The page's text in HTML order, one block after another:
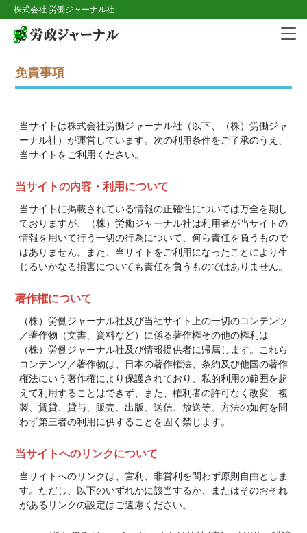
株式会社 労働ジャーナル社
免責事項
当サイトは株式会社労働ジャーナル社（以下、（株）労働ジャ
ーナル社）が運営しています。次の利用条件をご了承のうえ、
当サイトをご利用ください。
当サイトの内容・利用について
当サイトに掲載されている情報の正確性については万全を期し
ておりますが、（株）労働ジャーナル社は利用者が当サイトの
情報を用いて行う一切の行為について、何ら責任を負うもので
はありません。また、当サイトをご利用になったことにより生
じるいかなる損害についても責任を負うものではありません。
著作権について
（株）労働ジャーナル社及び当社サイト上の一切のコンテンツ
／著作物（文書、資料など）に係る著作権その他の権利は
（株）労働ジャーナル社及び情報提供者に帰属します。これら
コンテンツ／著作物は、日本の著作権法、条約及び他国の著作
権法にいう著作権により保護されており、私的利用の範囲を超
えて利用することはできず、また、権利者の許可なく改変、複
製、賃貸、貸与、販売、出版、送信、放送等、方法の如何を問
わず第三者の利用に供することを固く禁じます。
当サイトへのリンクについて
当サイトへのリンクは、営利、非営利を問わず原則自由としま
す。ただし、以下のいずれかに該当するか、またはそのおそれ
があるリンクの設定はご遠慮ください。